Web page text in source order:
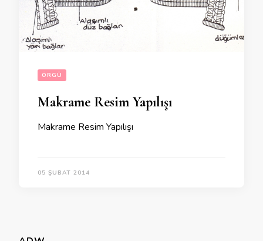
ÖRGÜ
Makrame Resim Yapılışı
Makrame Resim Yapılışı
05 ŞUBAT 2014